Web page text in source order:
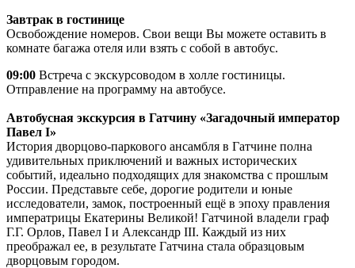
Завтрак в гостинице
Освобождение номеров. Свои вещи Вы можете оставить в
комнате багажа отеля или взять с собой в автобус.
09:00 Встреча с экскурсоводом в холле гостиницы.
Отправление на программу на автобусе.
Автобусная экскурсия в Гатчину «Загадочный император
Павел I»
История дворцово-паркового ансамбля в Гатчине полна
удивительных приключений и важных исторических
событий, идеально подходящих для знакомства с прошлым
России. Представьте себе, дорогие родители и юные
исследователи, замок, построенный ещё в эпоху правления
императрицы Екатерины Великой! Гатчиной владели граф
Г.Г. Орлов, Павел I и Александр III. Каждый из них
преображал ее, в результате Гатчина стала образцовым
дворцовым городом.